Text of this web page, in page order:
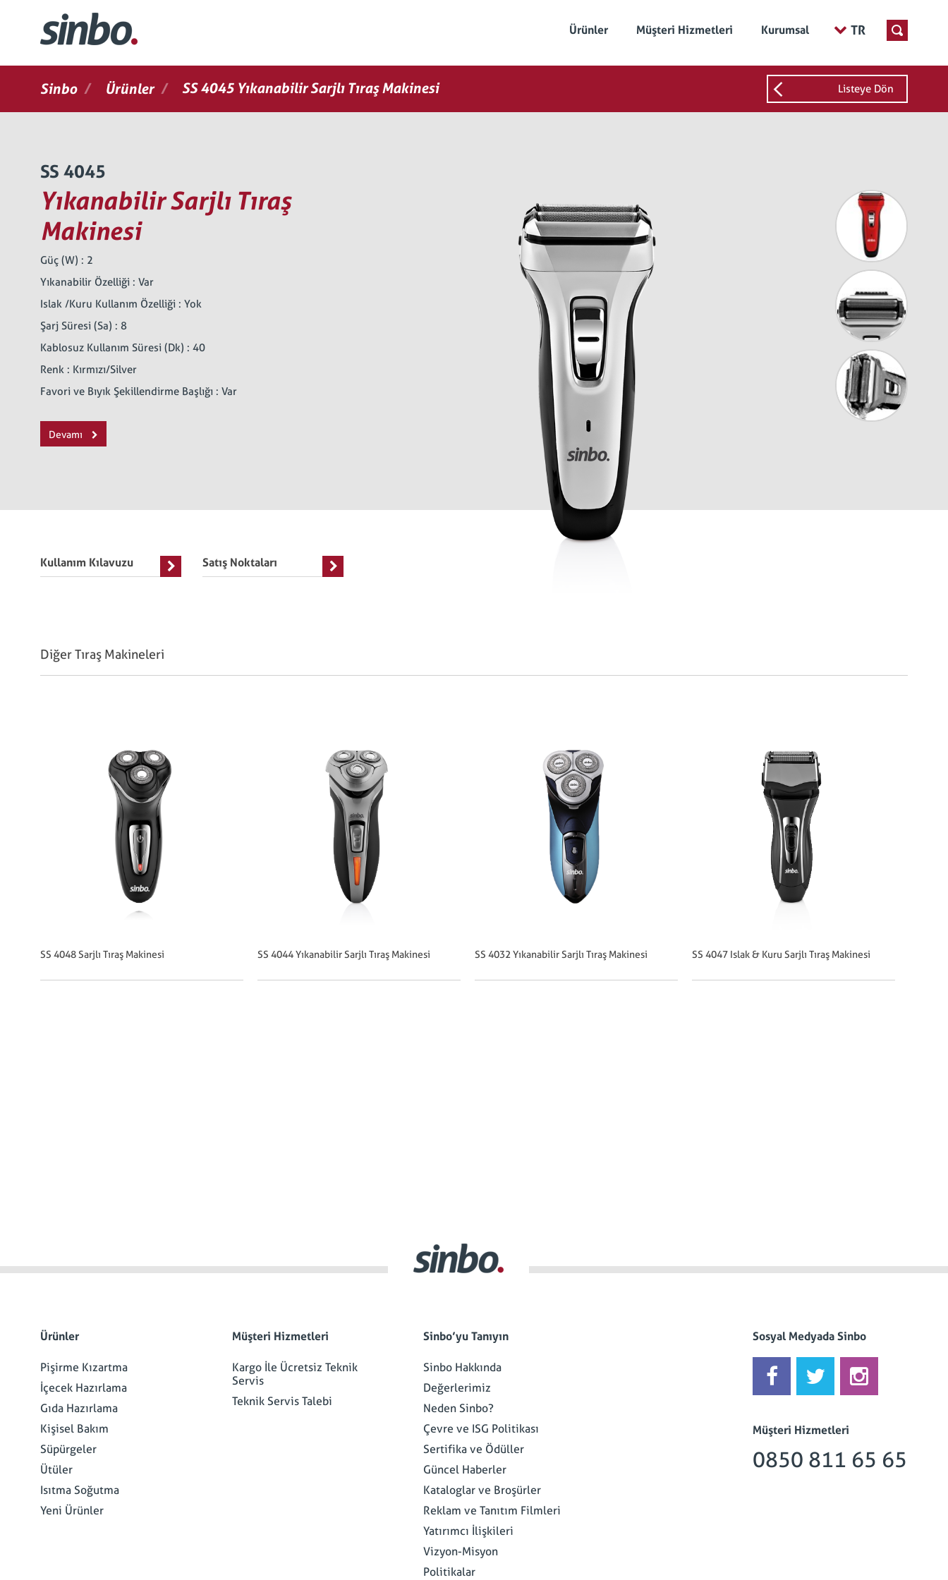
TR
Ürünler Müşteri Hizmetleri Kurumsal
Sinbo / Ürünler / SS 4045 Yıkanabilir Sarjlı Tıraş Makinesi Listeye Dön
SS 4045
Yıkanabilir Sarjlı Tıraş
Makinesi
Güç (W) : 2
Yıkanabilir Özelliği : Var
Islak /Kuru Kullanım Özelliği : Yok
Şarj Süresi (Sa) : 8
Kablosuz Kullanım Süresi (Dk) : 40
Renk : Kırmızı/Silver
Favori ve Bıyık Şekillendirme Başlığı : Var
Devamı
Kullanım Kılavuzu Satış Noktaları
Diğer Tıraş Makineleri
SS 4048 Sarjlı Tıraş Makinesi SS 4044 Yıkanabilir Sarjlı Tıraş Makinesi SS 4032 Yıkanabilir Sarjlı Tıraş Makinesi SS 4047 Islak & Kuru Sarjlı Tıraş Makinesi
Ürünler
Pişirme Kızartma
İçecek Hazırlama
Gıda Hazırlama
Kişisel Bakım
Süpürgeler
Ütüler
Isıtma Soğutma
Yeni Ürünler
Müşteri Hizmetleri
Kargo İle Ücretsiz Teknik
Servis
Teknik Servis Talebi
Sinbo’yu Tanıyın
Sinbo Hakkında
Değerlerimiz
Neden Sinbo?
Çevre ve ISG Politikası
Sertifika ve Ödüller
Güncel Haberler
Kataloglar ve Broşürler
Reklam ve Tanıtım Filmleri
Yatırımcı İlişkileri
Vizyon-Misyon
Politikalar
Sosyal Medyada Sinbo
Müşteri Hizmetleri
0850 811 65 65